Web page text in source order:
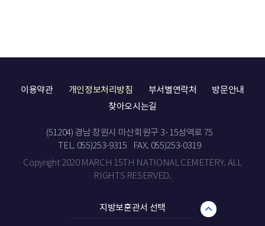
이용약관 개인정보처리방침 부서별연락처
방문안내
찾아오시는길
(51204) 경남 창원시 마산회원구 3·15성역로 75
TEL. 055)253-9315
FAX. 055)253-0319
Copyright 2020 MARCH 15TH NATIONAL CEMETERY. ALL
RIGHTS RESERVED.
지방보훈관서 선택